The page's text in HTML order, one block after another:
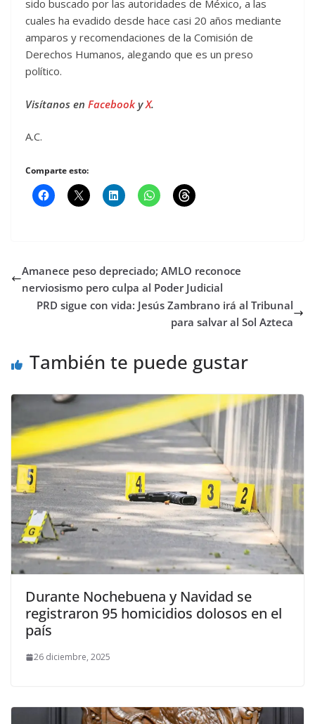
sido buscado por las autoridades de México, a las
cuales ha evadido desde hace casi 20 años mediante
amparos y recomendaciones de la Comisión de
Derechos Humanos, alegando que es un preso
político.
Visítanos en FacebookyX.
A.C.
Comparte esto:
Amanece peso depreciado; AMLO reconoce
nerviosismo pero culpa al Poder Judicial
PRD sigue con vida: Jesús Zambrano irá al Tribunal
para salvar al Sol Azteca
También te puede gustar
Durante Nochebuena y Navidad se
registraron 95 homicidios dolosos en el
país
26 diciembre, 2025